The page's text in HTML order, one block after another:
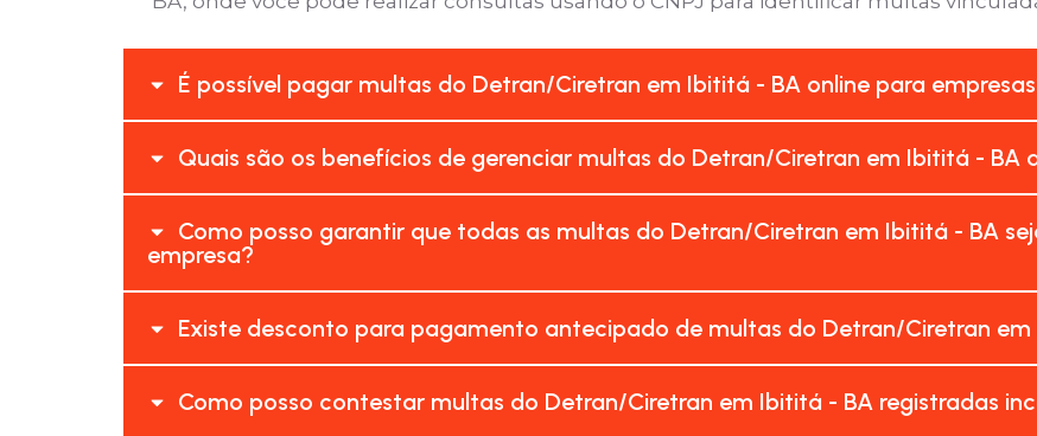
É possível pagar multas do Detran/Ciretran em Ibititá - BA online para
Quais são os benefícios de gerenciar multas do Detran/Ciretran em Ibititá - BA
Como posso garantir que todas as multas do Detran/Ciretran em Ibititá - BA
empresa?
Existe desconto para pagamento antecipado de multas do Detran/Ciretran em
Como posso contestar multas do Detran/Ciretran em Ibititá - BA registradas